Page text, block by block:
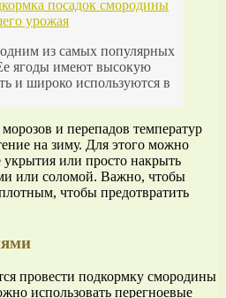
посадок смородины
урожая
из самых популярных
ягоды имеют высокую
и широко используются в
и перепадов температур
на зиму. Для этого можно
укрытия или просто накрыть
или соломой. Важно, чтобы
чтобы предотвратить
провести подкормку смородины
использовать перегноевые